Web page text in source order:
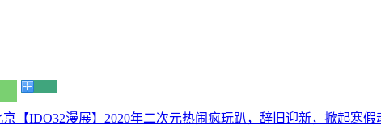
京【IDO32漫展】2020年二次元热闹疯玩趴，辞旧迎新，掀起寒假